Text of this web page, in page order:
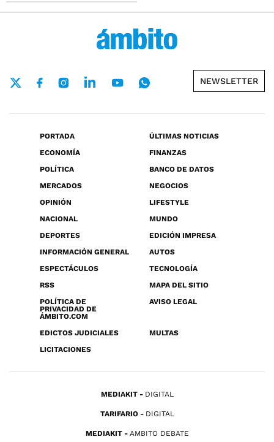
NEWSLETTER
PORTADA
ÚLTIMAS NOTICIAS
ECONOMÍA
FINANZAS
POLÍTICA
BANCO DE DATOS
MERCADOS
NEGOCIOS
OPINIÓN
LIFESTYLE
NACIONAL
MUNDO
DEPORTES
EDICIÓN IMPRESA
INFORMACIÓN GENERAL
AUTOS
ESPECTÁCULOS
TECNOLOGÍA
RSS
MAPA DEL SITIO
POLÍTICA DE
PRIVACIDAD DE
ÁMBITO.COM
AVISO LEGAL
EDICTOS JUDICIALES
MULTAS
LICITACIONES
MEDIAKIT DIGITAL
TARIFARIO DIGITAL
MEDIAKIT AMBITO DEBATE